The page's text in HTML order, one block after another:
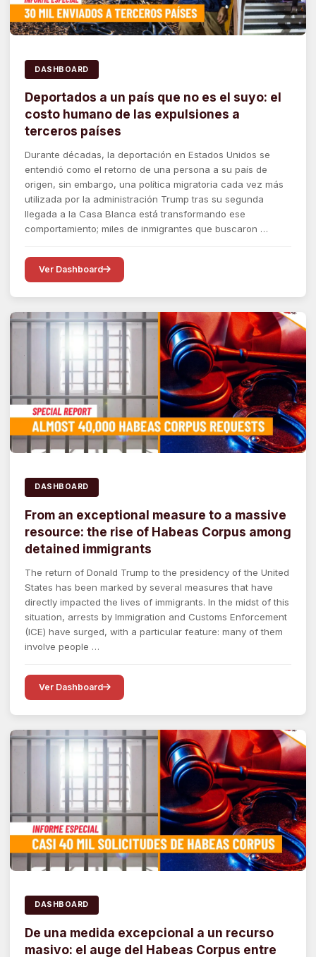
DASHBOARD
Deportados a un país que no es el suyo: el
costo humano de las expulsiones a
terceros países
Durante décadas, la deportación en Estados Unidos se
entendió como el retorno de una persona a su país de
origen, sin embargo, una política migratoria cada vez más
utilizada por la administración Trump tras su segunda
llegada a la Casa Blanca está transformando ese
comportamiento; miles de inmigrantes que buscaron …
Ver Dashboard
DASHBOARD
From an exceptional measure to a massive
resource: the rise of Habeas Corpus among
detained immigrants
The return of Donald Trump to the presidency of the United
States has been marked by several measures that have
directly impacted the lives of immigrants. In the midst of this
situation, arrests by Immigration and Customs Enforcement
(ICE) have surged, with a particular feature: many of them
involve people …
Ver Dashboard
DASHBOARD
De una medida excepcional a un recurso
masivo: el auge del Habeas Corpus entre